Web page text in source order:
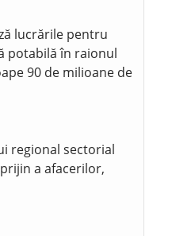
lucrările pentru
potabilă în raionul
90 de milioane de
regional sectorial
a afacerilor,